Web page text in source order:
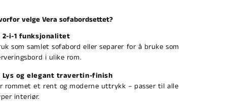
velge Vera sofabordsettet?
2-i-1 funksjonalitet
som samlet sofabord eller separer for å bruke som
i ulike rom.
Lys og elegant travertin-finish
rommet et rent og moderne uttrykk – passer til alle
interiør.